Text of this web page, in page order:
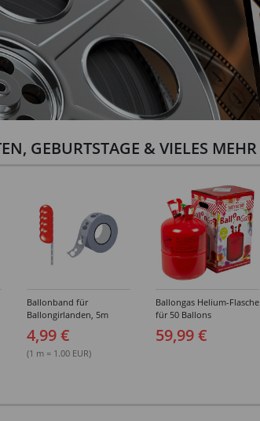
GEBURTSTAGE & VIELES MEHR
Ballonband für
Ballongirlanden, 5m
Deko-Band aus PVC
4,99 €
(1 m = 1.00 EUR)
Ballongas Helium-Flasche
für 50 Ballons
59,99 €